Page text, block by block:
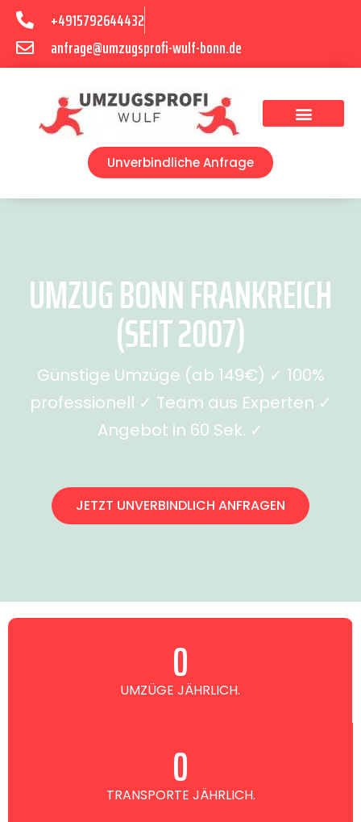
+4915792644432
anfrage@umzugsprofi-wulf-bonn.de
Unverbindliche Anfrage
UMZUG BONN FRANKREICH
(SEIT 2007)
Günstige Umzüge (ab 149€) ✓ 100%
professionell ✓ Team aus Experten ✓
Angebot in 60 Sek. ✓
JETZT UNVERBINDLICH ANFRAGEN
UMZÜGE JÄHRLICH.
0
TRANSPORTE JÄHRLICH.
0